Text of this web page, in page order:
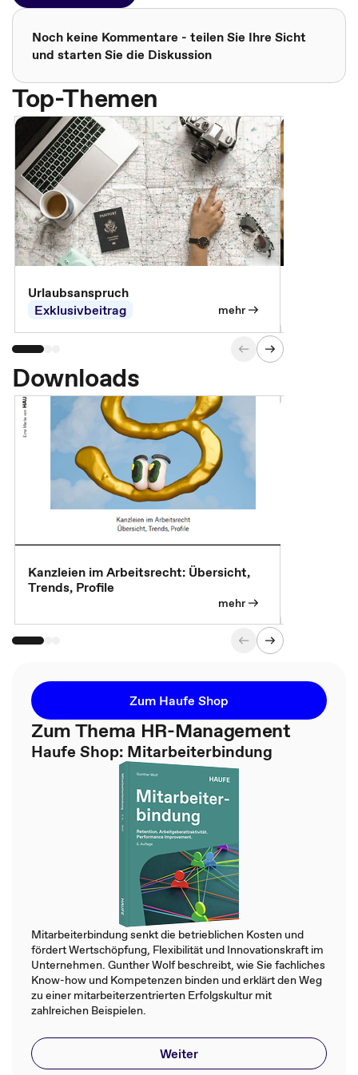
Noch keine Kommentare - teilen Sie Ihre Sicht
und starten Sie die Diskussion
Top-Themen
Urlaubsanspruch
Exklusivbeitrag
mehr
Downloads
Kanzleien im Arbeitsrecht: Übersicht,
Trends, Profile
mehr
Zum Haufe Shop
Zum Thema HR-Management
Haufe Shop: Mitarbeiterbindung
Mitarbeiterbindung senkt die betrieblichen Kosten und
fördert Wertschöpfung, Flexibilität und Innovationskraft im
Unternehmen. Gunther Wolf beschreibt, wie Sie fachliches
Know-how und Kompetenzen binden und erklärt den Weg
zu einer mitarbeiterzentrierten Erfolgskultur mit
zahlreichen Beispielen.
Weiter